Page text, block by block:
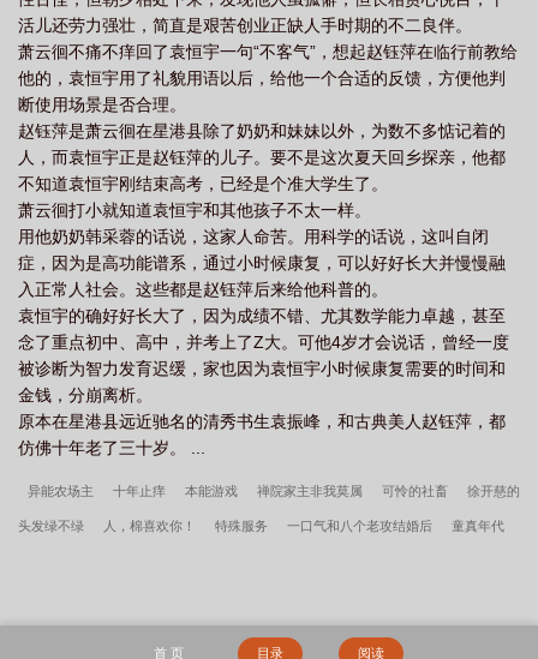
活儿还劳力强壮，简直是艰苦创业正缺人手时期的不二良伴。
萧云徊不痛不痒回了袁恒宇一句“不客气”，想起赵钰萍在临行前教给
他的，袁恒宇用了礼貌用语以后，给他一个合适的反馈，方便他判
断使用场景是否合理。
赵钰萍是萧云徊在星港县除了奶奶和妹妹以外，为数不多惦记着的
人，而袁恒宇正是赵钰萍的儿子。要不是这次夏天回乡探亲，他都
不知道袁恒宇刚结束高考，已经是个准大学生了。
萧云徊打小就知道袁恒宇和其他孩子不太一样。
用他奶奶韩采蓉的话说，这家人命苦。用科学的话说，这叫自闭
症，因为是高功能谱系，通过小时候康复，可以好好长大并慢慢融
入正常人社会。这些都是赵钰萍后来给他科普的。
袁恒宇的确好好长大了，因为成绩不错、尤其数学能力卓越，甚至
念了重点初中、高中，并考上了Z大。可他4岁才会说话，曾经一度
被诊断为智力发育迟缓，家也因为袁恒宇小时候康复需要的时间和
金钱，分崩离析。
原本在星港县远近驰名的清秀书生袁振峰，和古典美人赵钰萍，都
仿佛十年老了三十岁。 ...
异能农场主 十年止痒 本能游戏 禅院家主非我莫属 可怜的社畜 徐开慈的
头发绿不绿 人，棉喜欢你！ 特殊服务 一口气和八个老攻结婚后 童真年代
首 页 目录 阅读